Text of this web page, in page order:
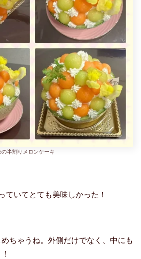
半割りメロンケーキ
ていてとても美味しかった！
ちゃうね。外側だけでなく、中にも